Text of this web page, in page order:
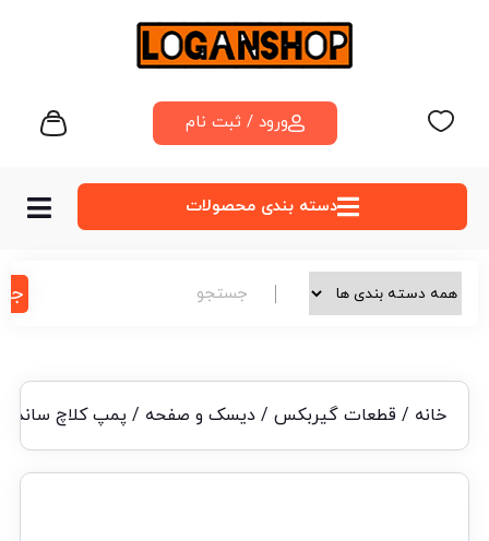
ورود / ثبت نام
دسته‌ بندی محصولات
خانه / قطعات گیربکس/ دیسک و صفحه / پمپ کلاچ